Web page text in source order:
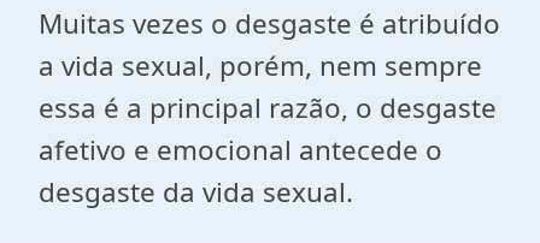
Muitas vezes o desgaste é atribuído
a vida sexual, porém, nem sempre
essa é a principal razão, o desgaste
afetivo e emocional antecede o
desgaste da vida sexual.